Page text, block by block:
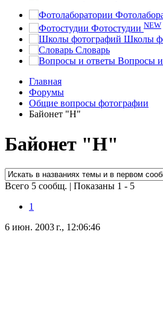
Фотостудии NEW
Школы
Словарь
Вопросы
Главная
Форумы
Общие вопросы фотографии
Байонет "Н"
Байонет "Н"
Всего 5 сообщ. | Показаны 1 - 5
1
6 июн. 2003 г., 12:06:46